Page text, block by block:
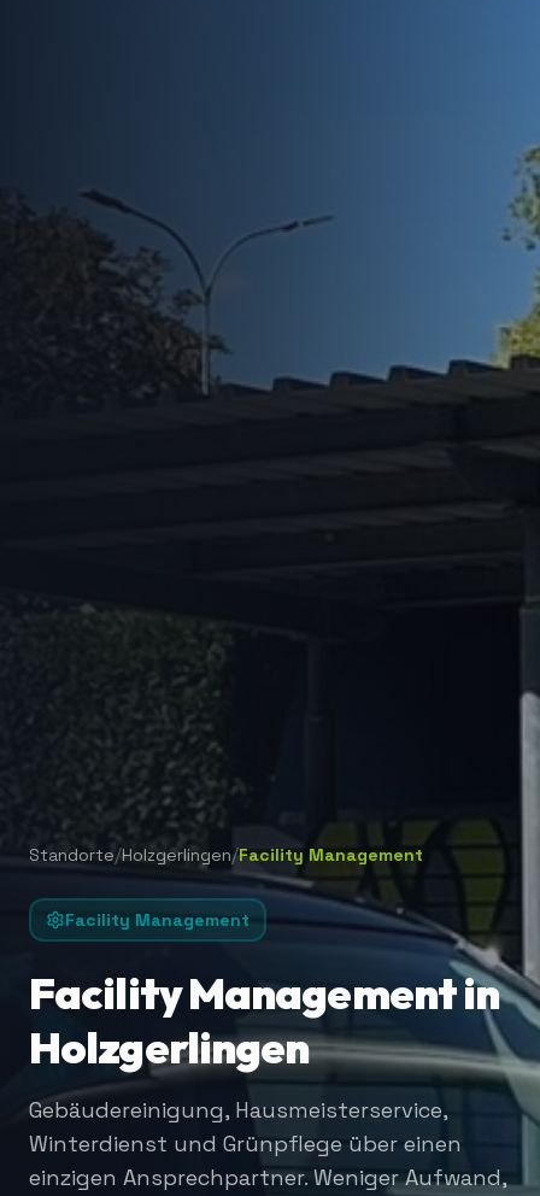
Standorte/Holzgerlingen/Facility Management
Facility Management
Facility Management in
Holzgerlingen
Gebäudereinigung, Hausmeisterservice,
Winterdienst und Grünpflege über einen
einzigen Ansprechpartner. Weniger Aufwand,